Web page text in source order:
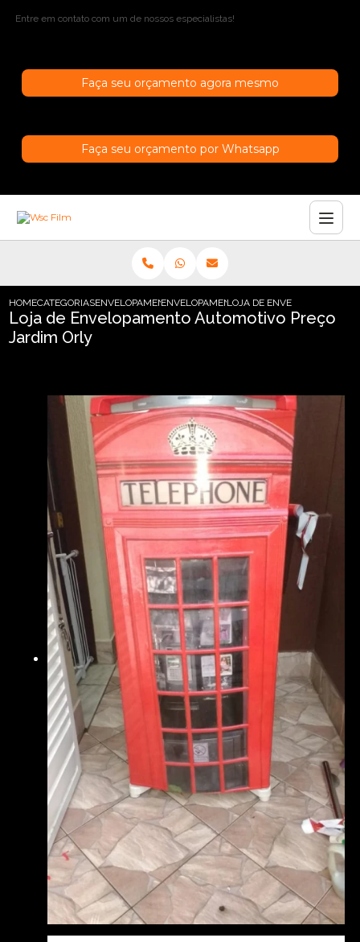
Entre em contato com um de nossos especialistas!
Faça seu orçamento agora mesmo
Faça seu orçamento por Whatsapp
HOMECATEGORIASENVELOPAMENTO AUTOMOTIVO
ENVELOPAMENTO AUTOMOTIVO FOSCO
LOJA DE ENVELOPAMENTO
Loja de Envelopamento Automotivo Preço
Jardim Orly